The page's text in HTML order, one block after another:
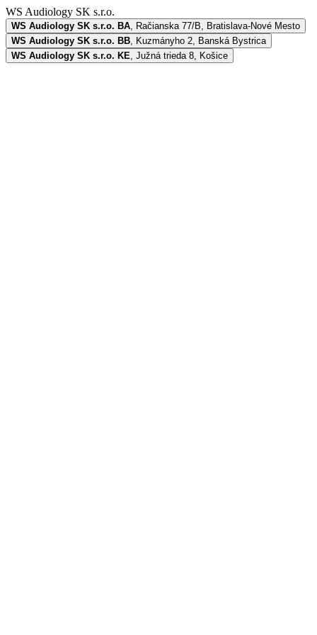
WS Audiology SK s.r.o.
WS Audiology SK s.r.o. BA, Račianska 77/B, Bratislava-Nové Mesto
WS Audiology SK s.r.o. BB, Kuzmányho 2, Banská Bystrica
WS Audiology SK s.r.o. KE, Južná trieda 8, Košice